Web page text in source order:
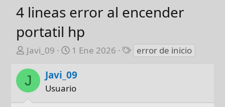
4 lineas error al encender
portatil hp
A
t
o
r
Javi_09
F
c
a
1 Ene 2026
E
t
error de inicio
J Javi_09
Usuario